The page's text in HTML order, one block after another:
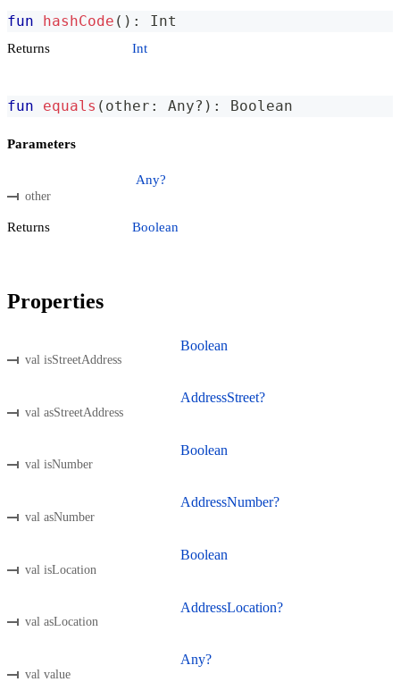
fun hashCode ( ) : Int
Returns Int
fun equals ( other : Any? ) : Boolean
Parameters
other
Any?
Returns Boolean
Properties
val isStreetAddress
Boolean
val asStreetAddress
AddressStreet?
val isNumber
Boolean
val asNumber
AddressNumber?
val isLocation
Boolean
val asLocation
AddressLocation?
val value
Any?